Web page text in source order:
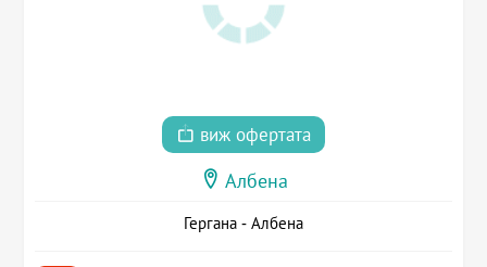
виж офертата
Албена
Гергана - Албена